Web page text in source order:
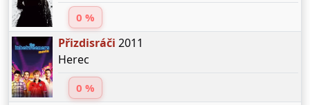
0 %
Přizdisráči 2011
Herec
0 %